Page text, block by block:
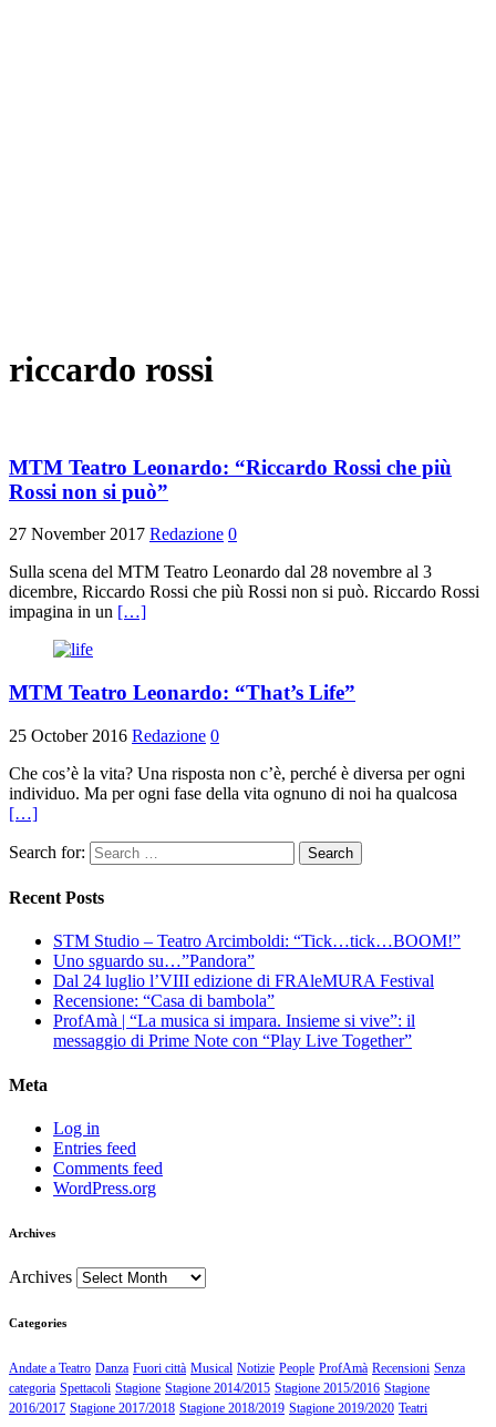
riccardo rossi
MTM Teatro Leonardo: “Riccardo Rossi che più
Rossi non si può”
27 November 2017 Redazione 0
Sulla scena del MTM Teatro Leonardo dal 28 novembre al 3
dicembre, Riccardo Rossi che più Rossi non si può. Riccardo Rossi
impagina in un […]
MTM Teatro Leonardo: “That’s Life”
25 October 2016 Redazione 0
Che cos’è la vita? Una risposta non c’è, perché è diversa per ogni
individuo. Ma per ogni fase della vita ognuno di noi ha qualcosa
[…]
Search for:
Recent Posts
STM Studio – Teatro Arcimboldi: “Tick…tick…BOOM!”
Uno sguardo su…”Pandora”
Dal 24 luglio l’VIII edizione di FRAleMURA Festival
Recensione: “Casa di bambola”
ProfAmà | “La musica si impara. Insieme si vive”: il
messaggio di Prime Note con “Play Live Together”
Meta
Log in
Entries feed
Comments feed
WordPress.org
Archives
Archives
Categories
Andate a Teatro Danza Fuori città Musical Notizie People ProfAmà Recensioni Senza
categoria Spettacoli Stagione Stagione 2014/2015 Stagione 2015/2016 Stagione
2016/2017 Stagione 2017/2018 Stagione 2018/2019 Stagione 2019/2020 Teatri